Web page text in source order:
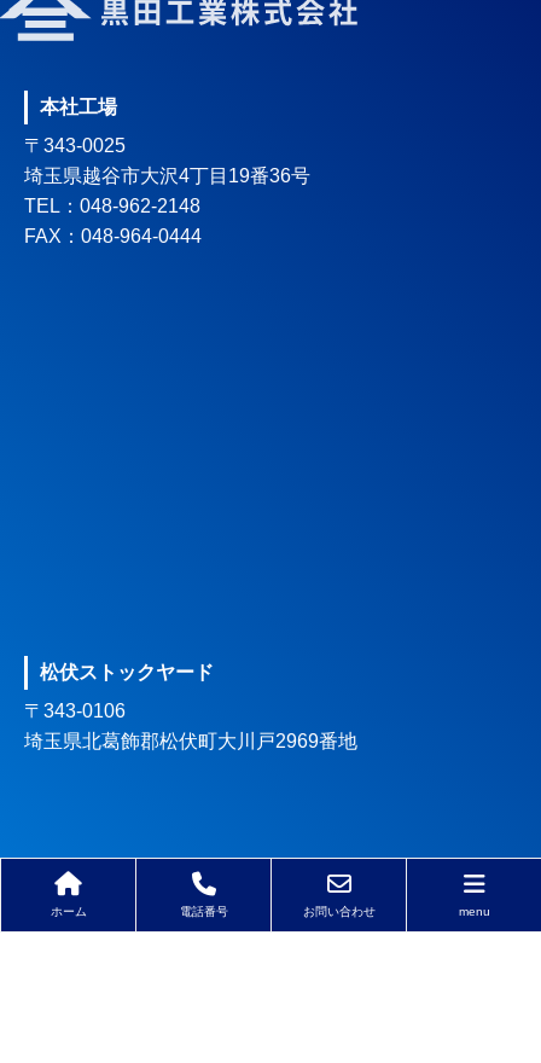
本社工場
〒343-0025
埼玉県越谷市大沢4丁目19番36号
TEL：048-962-2148
FAX：048-964-0444
松伏ストックヤード
〒343-0106
埼玉県北葛飾郡松伏町大川戸2969番地
ホーム 電話番号 お問い合わせ menu